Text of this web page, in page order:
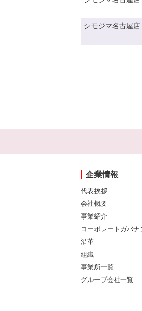
シモジマ名古屋店
企業情報
代表挨拶
会社概要
事業紹介
コーポレートガバナ
沿革
組織
事業所一覧
グループ会社一覧